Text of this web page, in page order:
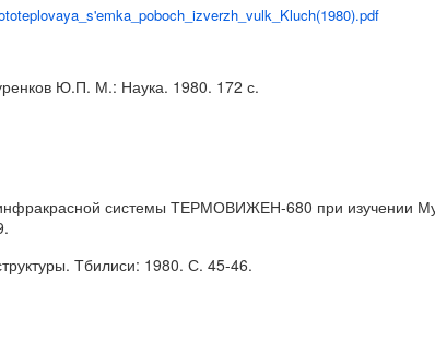
Ю.П. М.: Наука. 1980. 172 с.
системы ТЕРМОВИЖЕН-680 при изучении
Тбилиси: 1980. С. 45-46.